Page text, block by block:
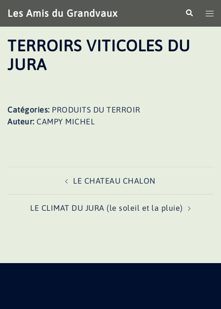
au
contenu
Les Amis du Grandvaux
le
TERROIRS VITICOLES DU
JURA
Catégories: PRODUITS DU TERROIR
Auteur: CAMPY MICHEL
LE CHATEAU CHALON
LE CLIMAT DU JURA (le soleil et la pluie)